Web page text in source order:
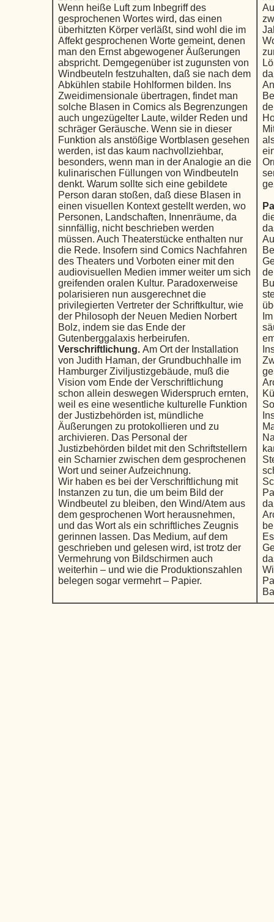
Wenn heiße Luft zum Inbegriff des
gesprochenen Wortes wird, das einen
überhitzten Körper verläßt, sind wohl die im
Affekt gesprochenen Worte gemeint, denen
man den Ernst abgewogener Äußerungen
abspricht. Demgegenüber ist zugunsten von
Windbeuteln festzuhalten, daß sie nach dem
Abkühlen stabile Hohlformen bilden. Ins
Zweidimensionale übertragen, findet man
solche Blasen in Comics als Begrenzungen
auch ungezügelter Laute, wilder Reden und
schräger Geräusche. Wenn sie in dieser
Funktion als anstößige Wortblasen gesehen
werden, ist das kaum nachvollziehbar,
besonders, wenn man in der Analogie an die
kulinarischen Füllungen von Windbeuteln
denkt. Warum sollte sich eine gebildete
Person daran stoßen, daß diese Blasen in
einen visuellen Kontext gestellt werden, wo
Personen, Landschaften, Innenräume, da
sinnfällig, nicht beschrieben werden
müssen. Auch Theaterstücke enthalten nur
die Rede. Insofern sind Comics Nachfahren
des Theaters und Vorboten einer mit den
audiovisuellen Medien immer weiter um sich
greifenden oralen Kultur. Paradoxerweise
polarisieren nun ausgerechnet die
privilegierten Vertreter der Schriftkultur, wie
der Philosoph der Neuen Medien Norbert
Bolz, indem sie das Ende der
Gutenberggalaxis herbeirufen.
Verschriftlichung. Am Ort der Installation
von Judith Haman, der Grundbuchhalle im
Hamburger Ziviljustizgebäude, muß die
Vision vom Ende der Verschriftlichung
schon allein deswegen Widerspruch ernten,
weil es eine wesentliche kulturelle Funktion
der Justizbehörden ist, mündliche
Äußerungen zu protokollieren und zu
archivieren. Das Personal der
Justizbehörden bildet mit den Schriftstellern
ein Scharnier zwischen dem gesprochenen
Wort und seiner Aufzeichnung.
Wir haben es bei der Verschriftlichung mit
Instanzen zu tun, die um beim Bild der
Windbeutel zu bleiben, den Wind/Atem aus
dem gesprochenen Wort herausnehmen,
und das Wort als ein schriftliches Zeugnis
gerinnen lassen. Das Medium, auf dem
geschrieben und gelesen wird, ist trotz der
Vermehrung von Bildschirmen auch
weiterhin – und wie die Produktionszahlen
belegen sogar vermehrt – Papier.